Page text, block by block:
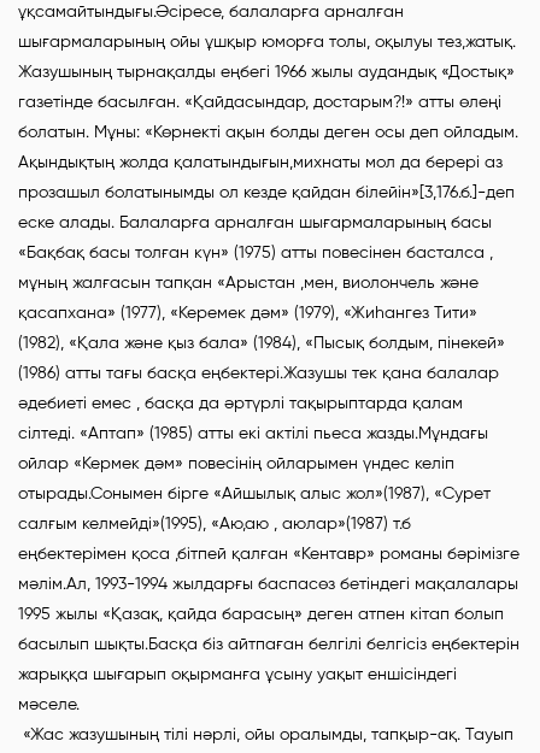
ұқсамайтындығы.Әсіресе, балаларға арналған
шығармаларының ойы ұшқыр юморға толы, оқылуы тез,жатық.
Жазушының тырнақалды еңбегі 1966 жылы аудандық «Достық»
газетінде басылған. «Қайдасындар, достарым?!» атты өлеңі
болатын. Мұны: «Көрнекті ақын болды деген осы деп ойладым.
Ақындықтың жолда қалатындығын,михнаты мол да берері аз
прозашыл болатынымды ол кезде қайдан білейін»[3,176.б.]-деп
еске алады. Балаларға арналған шығармаларының басы
«Бақбақ басы толған күн» (1975) атты повесінен басталса ,
мұның жалғасын тапқан «Арыстан ,мен, виолончель және
қасапхана» (1977), «Керемек дәм» (1979), «Жиһангез Тити»
(1982), «Қала және қыз бала» (1984), «Пысық болдым, пінекей»
(1986) атты тағы басқа еңбектері.Жазушы тек қана балалар
әдебиеті емес , басқа да әртүрлі тақырыптарда қалам
сілтеді. «Аптап» (1985) атты екі актілі пьеса жазды.Мұндағы
ойлар «Кермек дәм» повесінің ойларымен үндес келіп
отырады.Сонымен бірге «Айшылық алыс жол»(1987), «Сурет
салғым келмейді»(1995), «Аю,аю , аюлар»(1987) т.б
еңбектерімен қоса ,бітпей қалған «Кентавр» романы бәрімізге
мәлім.Ал, 1993-1994 жылдарғы баспасөз бетіндегі мақалалары
1995 жылы «Қазақ, қайда барасың» деген атпен кітап болып
басылып шықты.Басқа біз айтпаған белгілі белгісіз еңбектерін
жарыққа шығарып оқырманға ұсыну уақыт еншісіндегі
мәселе.
«Жас жазушының тілі нәрлі, ойы оралымды, тапқыр-ақ. Тауып